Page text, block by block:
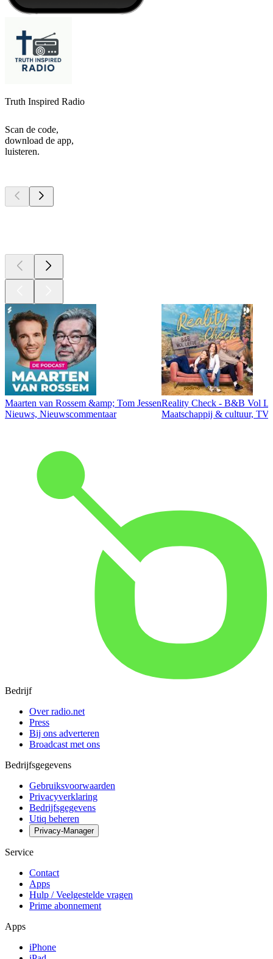
Truth Inspired Radio
Scan de code,
download de app,
luisteren.
Maarten van Rossem &amp; Tom Jessen
Nieuws, Nieuwscommentaar
Reality Check - B&B Vol
Maatschappij & cultuur,
Bedrijf
Over radio.net
Press
Bij ons adverteren
Broadcast met ons
Bedrijfsgegevens
Gebruiksvoorwaarden
Privacyverklaring
Bedrijfsgegevens
Utiq beheren
Privacy-Manager
Service
Contact
Apps
Hulp / Veelgestelde vragen
Prime abonnement
Apps
iPhone